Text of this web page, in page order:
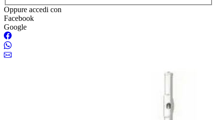
Oppure accedi con
Facebook
Google